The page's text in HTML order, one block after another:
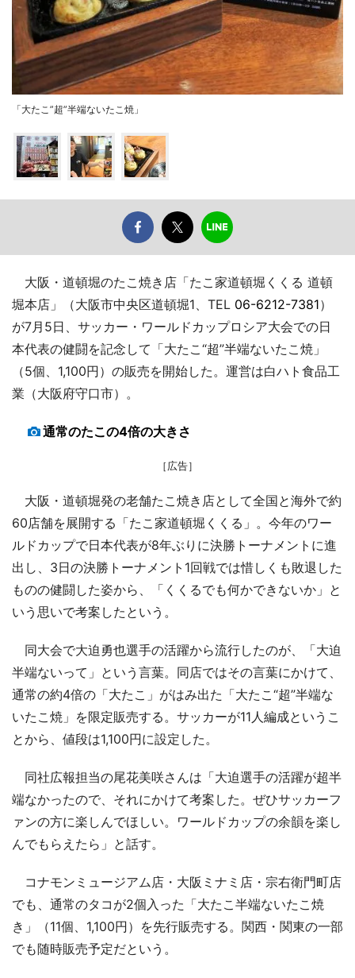
「大たこ”超”半端ないたこ焼」
大阪・道頓堀のたこ焼き店「たこ家道頓堀くくる 道頓
堀本店」（大阪市中央区道頓堀1、TEL 06-6212-7381）
が7月5日、サッカー・ワールドカップロシア大会での日
本代表の健闘を記念して「大たこ“超”半端ないたこ焼」
（5個、1,100円）の販売を開始した。運営は白ハト食品工
業（大阪府守口市）。
通常のたこの4倍の大きさ
［広告］
大阪・道頓堀発の老舗たこ焼き店として全国と海外で約
60店舗を展開する「たこ家道頓堀くくる」。今年のワー
ルドカップで日本代表が8年ぶりに決勝トーナメントに進
出し、3日の決勝トーナメント1回戦では惜しくも敗退した
ものの健闘した姿から、「くくるでも何かできないか」と
いう思いで考案したという。
同大会で大迫勇也選手の活躍から流行したのが、「大迫
半端ないって」という言葉。同店ではその言葉にかけて、
通常の約4倍の「大たこ」がはみ出た「大たこ“超”半端な
いたこ焼」を限定販売する。サッカーが11人編成というこ
とから、値段は1,100円に設定した。
同社広報担当の尾花美咲さんは「大迫選手の活躍が超半
端なかったので、それにかけて考案した。ぜひサッカーフ
ァンの方に楽しんでほしい。ワールドカップの余韻を楽し
んでもらえたら」と話す。
コナモンミュージアム店・大阪ミナミ店・宗右衛門町店
でも、通常のタコが2個入った「大たこ半端ないたこ焼
き」（11個、1,100円）を先行販売する。関西・関東の一部
でも随時販売予定だという。